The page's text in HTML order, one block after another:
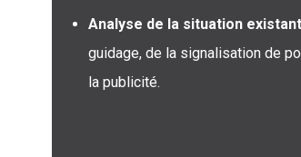
Analyse de la situation
guidage, de la signalisation de
la publicité.